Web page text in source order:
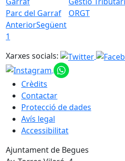
Parc del Garraf ORGT
AnteriorSegüent
1
Xarxes socials:
Crèdits
Contactar
Protecció de dades
Avís legal
Accessibilitat
Ajuntament de Begues